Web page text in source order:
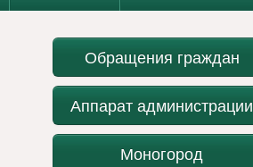
Обращения граждан
Аппарат администрации
Моногород